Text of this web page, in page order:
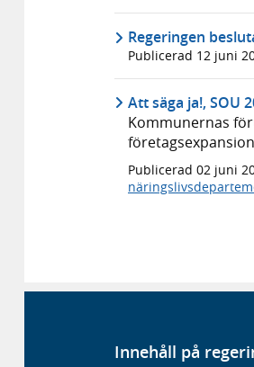
Regeringen
Publicerad 12 juni
Att säga ja!, SOU
Kommunernas
Publicerad 02 juni
Innehåll på